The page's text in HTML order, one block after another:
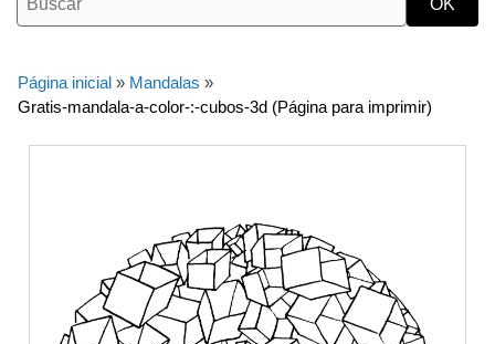
Página inicial » Mandalas »
Gratis-mandala-a-color-:-cubos-3d (Página para imprimir)